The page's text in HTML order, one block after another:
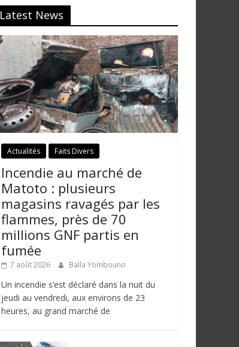
Latest News
Actualités Faits Divers
Incendie au marché de
Matoto : plusieurs
magasins ravagés par les
flammes, près de 70
millions GNF partis en
fumée
7 août 2026 Balla Yombouno
Un incendie s’est déclaré dans la nuit du
jeudi au vendredi, aux environs de 23
heures, au grand marché de